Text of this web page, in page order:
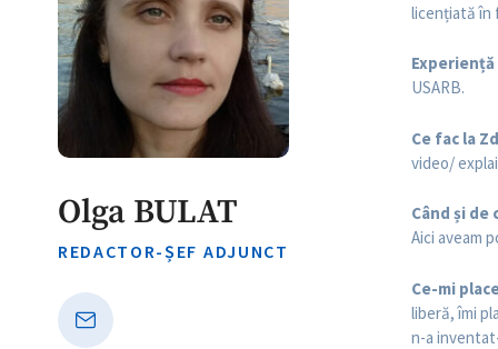
Olga BULAT
REDACTOR-ȘEF ADJUNCT
licențiată în
Experiență
USARB.
Ce fac la
video/
Când și de
Aici aveam
Ce-mi
liberă, îmi
n-a